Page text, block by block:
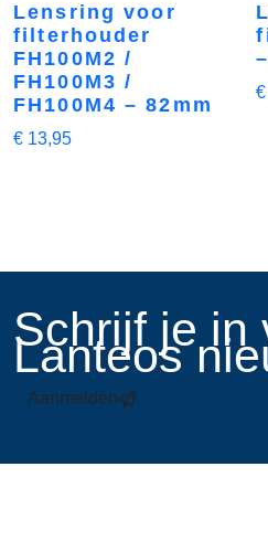
Lensring voor
filterhouder
FH100M2 /
FH100M3 /
FH100M4 – 82mm
€ 13,95
€
​Schrijf je in
Lanteos
Aanmelden